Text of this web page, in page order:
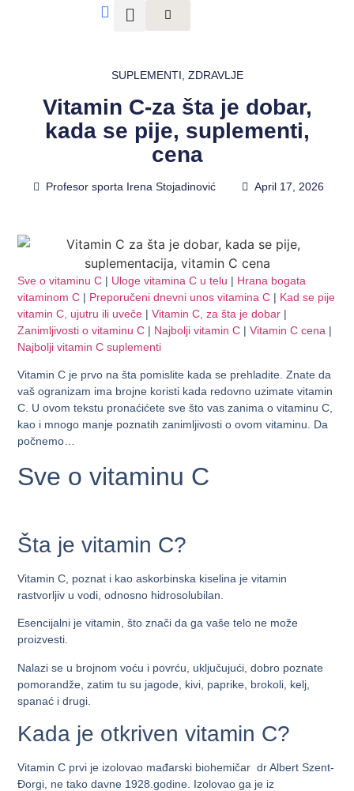
SUPLEMENTI ZDRAVLJE
Vitamin C-za šta je dobar,
kada se pije, suplementi,
cena
Profesor sporta Irena Stojadinović April 17, 2026
Sve o vitaminu C | Uloge vitamina C u telu | Hrana bogata
vitaminom C | Preporučeni dnevni unos vitamina C | Kad se pije
vitamin C, ujutru ili uveče |Vitamin C, za šta je dobar |
Zanimljivosti o vitaminu C | Najbolji vitamin C |Vitamin C cena |
Najbolji vitamin C suplementi
Vitamin C je prvo na šta pomislite kada se prehladite. Znate da
vaš ogranizam ima brojne koristi kada redovno uzimate vitamin
C. U ovom tekstu pronaćićete sve što vas zanima o vitaminu C,
kao i mnogo manje poznatih zanimljivosti o ovom vitaminu. Da
počnemo…
Sve o vitaminu C
Šta je vitamin C?
Vitamin C, poznat i kao askorbinska kiselina je vitamin
rastvorljiv u vodi, odnosno hidrosolubilan
Esencijalni je vitamin, što znači da ga vaše telo ne može
proizvesti
Nalazi se u brojnom voću i povrću, uključujući, dobro poznate
pomorandže, zatim tu su jagode, kivi, paprike, brokoli, kelj,
spanać i drugi.
Kada je otkriven vitamin C?
Vitamin C prvi je izolovao mađarski biohemičar dr Albert Szent-
Đorgi, ne tako davne 1928.godine. Izolovao ga je iz